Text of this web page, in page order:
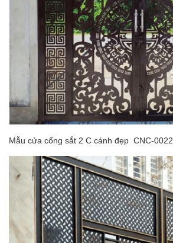
Mẫu cửa cổng sắt 2 C cánh đẹp CNC-0022